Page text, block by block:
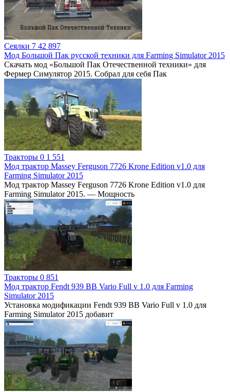
Сеялки 7 42 897
Мод Большой Пак русской техники для Farming Simulator 2015
Скачать мод «Большой Пак Отечественной техники» для
Фермер Симулятор 2015. Собрал для себя Пак
Тракторы 0 1 551
Мод трактор Massey Ferguson 7726 Krone Edition v1.0 для
Farming Simulator 2015
Мод трактор Massey Ferguson 7726 Krone Edition v1.0 для
Farming Simulator 2015. — Мощность
Тракторы 0 851
Мод трактор Fendt 939 BB Vario Full v 1.0 для Farming
Simulator 2015
Установка модификации Fendt 939 BB Vario Full v 1.0 для
Farming Simulator 2015 добавит